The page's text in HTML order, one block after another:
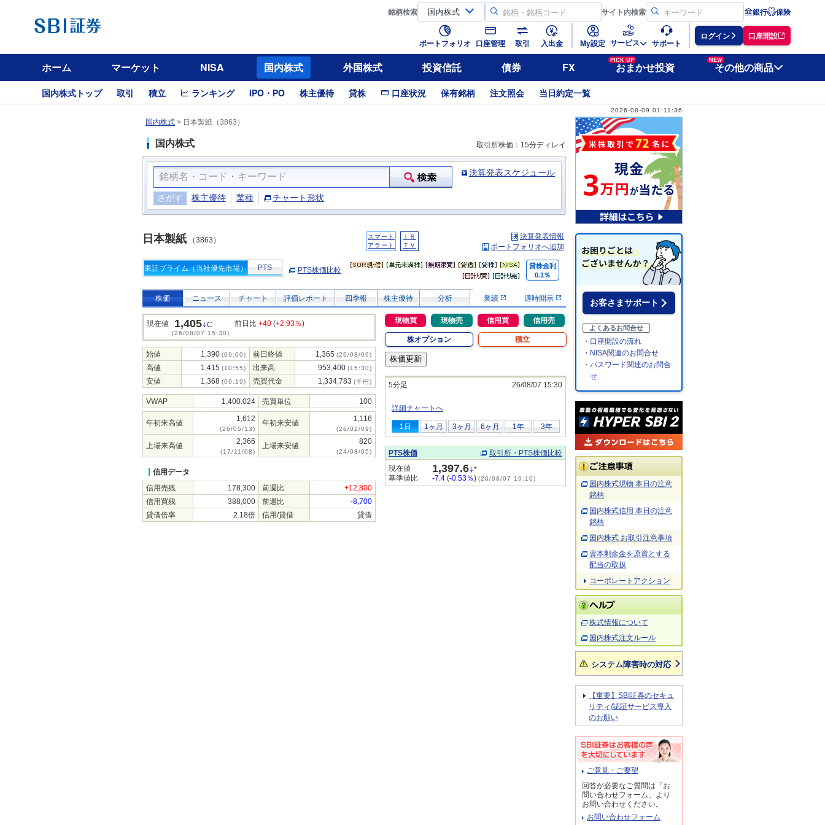
銘柄検索 サイト内検索 銀行 保険
ポートフォリオ 口座管理 取引 入出金 My設定 サービス サポート
ログイン 口座開設
ホーム マーケット NISA 国内株式 外国株式 投資信託 債券 FX
PICK UP
おまかせ投資
NEW
その他の商品
国内株式トップ 取引 積立 ランキング IPO・PO 株主優待 貸株 口座状況 保有銘柄 注文照会 当日約定一覧
2026-08-09 01:11:36
国内株式 > 日本製紙（3863）
国内株式 取引所株価：15分ディレイ
決算発表スケジュール
さがす 株主優待 業種 チャート形状
日本製紙 （3863）
スマート
アラート
ＩＲ
ＴＶ
決算発表情報
ポートフォリオへ追加
東証プライム（当社優先市場） PTS PTS株価比較
貸株金利
0.1％
株価 ニュース チャート 評価レポート 四季報 株主優待 分析 業績 適時開示
現在値 1,405↓C
(26/08/07 15:30)
前日比 +40 (+2.93％)
始値 1,390 (09:00) 前日終値 1,365 (26/08/06)
高値 1,415 (10:55) 出来高 953,400 (15:30)
安値 1,368 (09:19) 売買代金 1,334,783 (千円)
VWAP 1,400.024 売買単位 100
年初来高値 1,612
(26/05/13)
年初来安値 1,116
(26/02/09)
上場来高値 2,366
(17/11/08)
上場来安値 820
(24/08/05)
信用データ
信用売残
178,300 前週比
+12,800
信用買残
388,000 前週比
-8,700
貸借倍率
2.18倍 信用/貸借 貸借
現物買 現物売 信用買 信用売
株オプション 積立
5分足 26/08/07 15:30
詳細チャートへ
1日 1ヶ月 3ヶ月 6ヶ月 1年 3年
PTS株価
取引所・PTS株価比較
現在値
1,397.6↓*
基準値比
-7.4 (-0.53％) (26/08/07 19:10)
お客さまサポート
よくあるお問合せ
・口座開設の流れ
・NISA関連のお問合せ
・パスワード関連のお問合
せ
国内株式現物 本日の注意
銘柄
国内株式信用 本日の注意
銘柄
国内株式 お取引注意事項
資本剰余金を原資とする
配当の取扱
コーポレートアクション
株式情報について
国内株式注文ルール
システム障害時の対応
【重要】SBI証券のセキュ
リティ/認証サービス導入
のお願い
ご意見・ご要望
回答が必要なご質問は「お
問い合わせフォーム」より
お問い合わせください。
お問い合わせフォーム